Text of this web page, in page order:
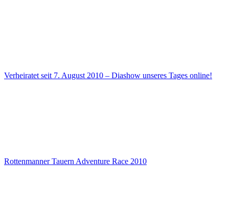
Verheiratet seit 7. August 2010 – Diashow unseres Tages online!
Rottenmanner Tauern Adventure Race 2010